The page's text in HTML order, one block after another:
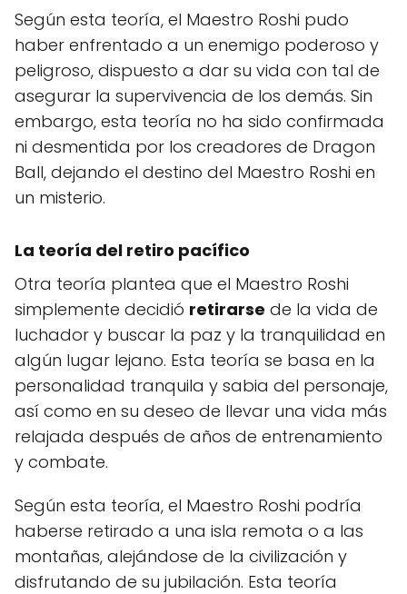
Según esta teoría, el Maestro Roshi pudo
haber enfrentado a un enemigo poderoso y
peligroso, dispuesto a dar su vida con tal de
asegurar la supervivencia de los demás. Sin
embargo, esta teoría no ha sido confirmada
ni desmentida por los creadores de Dragon
Ball, dejando el destino del Maestro Roshi en
un misterio.
La teoría del retiro pacífico
Otra teoría plantea que el Maestro Roshi
simplemente decidió retirarse de la vida de
luchador y buscar la paz y la tranquilidad en
algún lugar lejano. Esta teoría se basa en la
personalidad tranquila y sabia del personaje,
así como en su deseo de llevar una vida más
relajada después de años de entrenamiento
y combate.
Según esta teoría, el Maestro Roshi podría
haberse retirado a una isla remota o a las
montañas, alejándose de la civilización y
disfrutando de su jubilación. Esta teoría